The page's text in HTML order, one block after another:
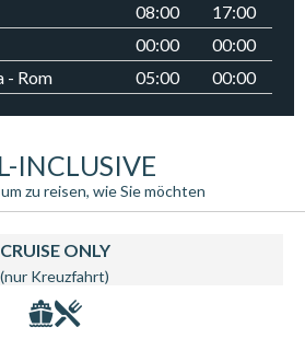
08:00
17:00
00:00
00:00
- Rom 05:00 00:00
INCLUSIVE
zu reisen, wie Sie möchten
CRUISE ONLY
(nur Kreuzfahrt)